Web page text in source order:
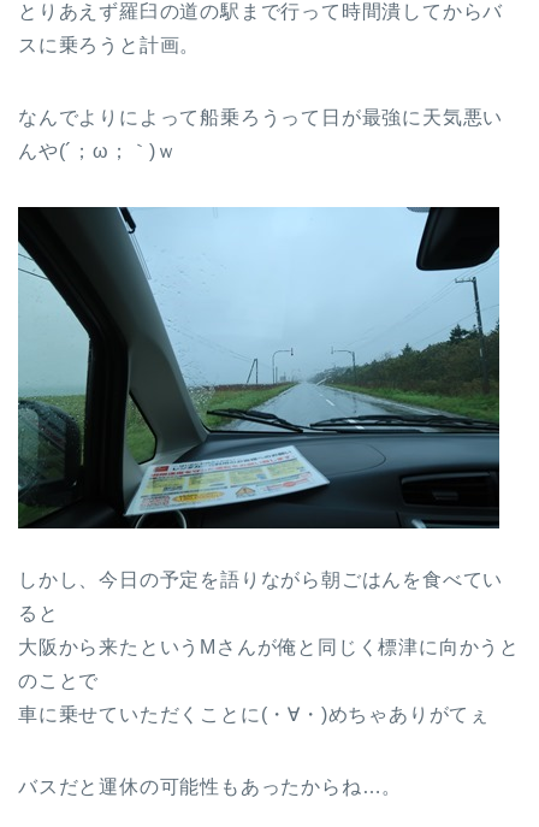
とりあえず羅臼の道の駅まで行って時間潰してからバ
スに乗ろうと計画。
なんでよりによって船乗ろうって日が最強に天気悪い
んや(´；ω；｀)ｗ
しかし、今日の予定を語りながら朝ごはんを食べてい
ると
大阪から来たというMさんが俺と同じく標津に向かうと
のことで
車に乗せていただくことに(・∀・)めちゃありがてぇ
バスだと運休の可能性もあったからね…。